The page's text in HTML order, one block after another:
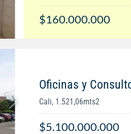
$160.000.000
Oficinas y
Cali, 1.521,06mts2
$5.100.000.000